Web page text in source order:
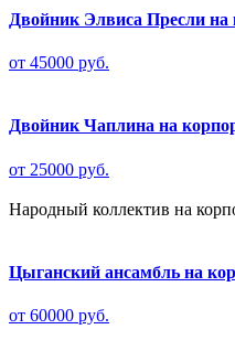
Двойник Элвиса Пресли на
от 45000 руб.
Двойник Чаплина на
от 25000 руб.
Народный коллектив на
Цыганский ансамбль на
от 60000 руб.